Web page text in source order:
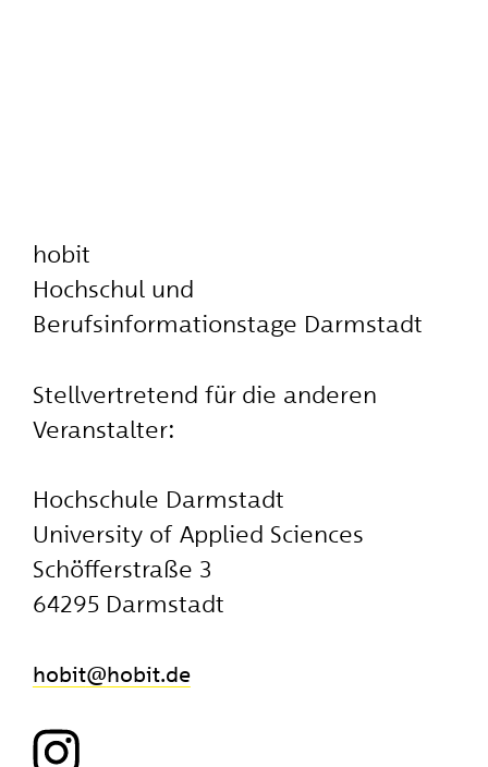
hobit
Hochschul und
Berufsinformationstage Darmstadt
Stellvertretend für die anderen
Veranstalter:
Hochschule Darmstadt
University of Applied Sciences
Schöfferstraße 3
64295 Darmstadt
hobit ​hobit.de